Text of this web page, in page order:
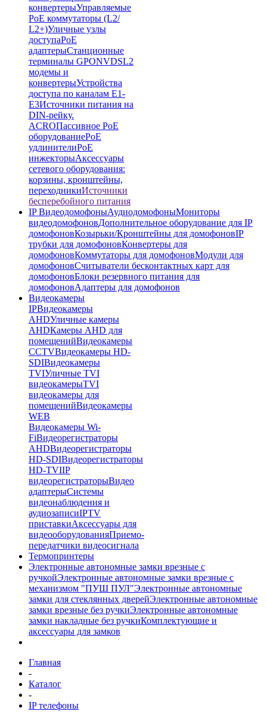
конвертерыУправляемые
PoE коммутаторы (L2/
L2+)Уличные узлы
доступаPoE
адаптерыСтанционные
терминалы GPONVDSL2
модемы и
конвертерыУстройства
доступа по каналам E1-
E3Источники питания на
DIN-рейку.
ACROПассивное PoE
оборудованиеPoE
удлинителиPoE
инжекторыАксессуары
сетевого оборудования:
корзины, кронштейны,
переходникиИсточники
бесперебойного питания
IP ВидеодомофоныАудиодомофоныМониторы
видеодомофоновДополнительное оборудование для IP
домофоновКозырьки/Кронштейны для домофоновIP
трубки для домофоновКонвертеры для
домофоновКоммутаторы для домофоновМодули для
домофоновСчитыватели бесконтактных карт для
домофоновБлоки резервного питания для
домофоновАдаптеры для домофонов
Видеокамеры
IPВидеокамеры
AHDУличные камеры
AHDКамеры AHD для
помещенийВидеокамеры
CCTVВидеокамеры HD-
SDIВидеокамеры
TVIУличные TVI
видеокамерыTVI
видеокамеры для
помещенийВидеокамеры
WEB
Видеокамеры Wi-
FiВидеорегистраторы
AHDВидеорегистраторы
HD-SDIВидеорегистраторы
HD-TVIIP
видеорегистраторыВидео
адаптерыСистемы
видеонаблюдения и
аудиозаписиIPTV
приставкиАксессуары для
видеооборудованияПриемо-
передатчики видеосигнала
Термопринтеры
Электронные автономные замки врезные с
ручкойЭлектронные автономные замки врезные с
механизмом "ПУШ ПУЛ"Электронные автономные
замки для стеклянных дверейЭлектронные автономные
замки врезные без ручкиЭлектронные автономные
замки накладные без ручкиКомплектующие и
аксессуары для замков
Главная
-
Каталог
-
IP телефоны